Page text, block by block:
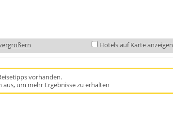
Hotels auf Karte anzeigen
vorhanden.
um mehr Ergebnisse zu erhalten